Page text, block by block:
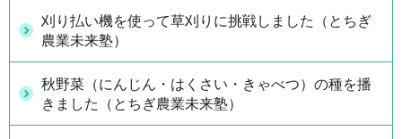
刈り払い機を使って草刈りに挑戦しました（とちぎ
農業未来塾）
秋野菜（にんじん・はくさい・きゃべつ）の種を播
きました（とちぎ農業未来塾）